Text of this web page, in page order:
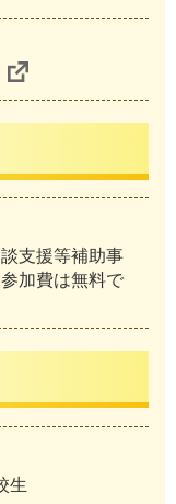
支援等補助事
加費は無料で
生